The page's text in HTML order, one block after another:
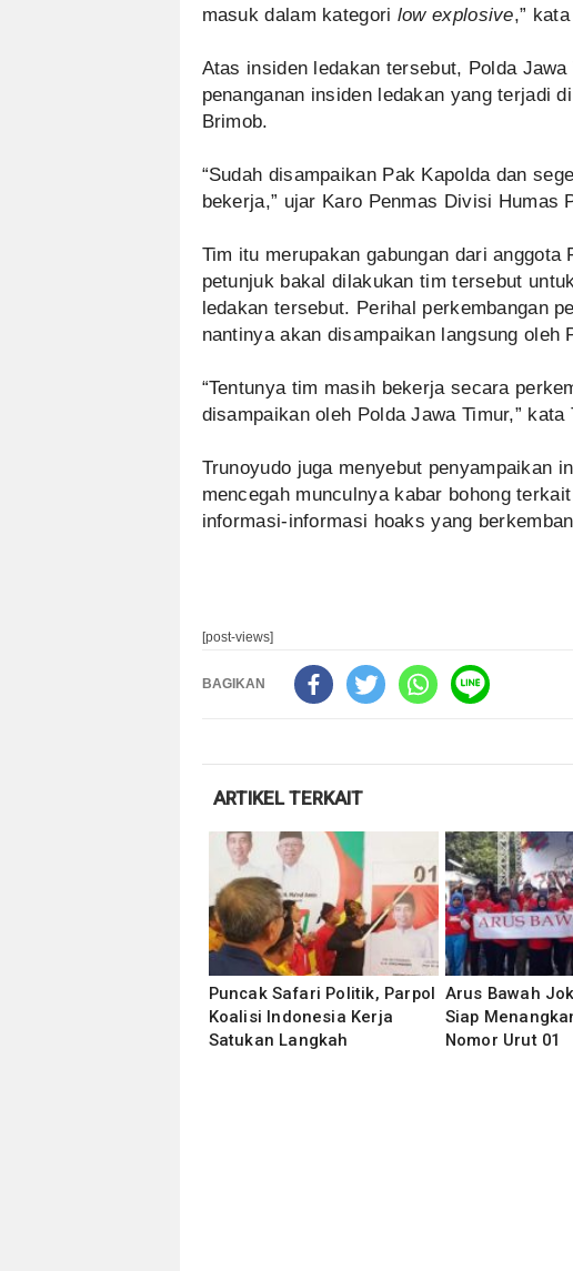
masuk dalam kategori low explosive,”
Atas insiden ledakan tersebut, Polda
penanganan insiden ledakan yang terjadi
Brimob.
“Sudah disampaikan Pak Kapolda dan
bekerja,” ujar Karo Penmas Divisi Humas
Tim itu merupakan gabungan dari
petunjuk bakal dilakukan tim tersebut
ledakan tersebut. Perihal perkembangan
nantinya akan disampaikan langsung oleh
“Tentunya tim masih bekerja secara
disampaikan oleh Polda Jawa Timur,” kata
Trunoyudo juga menyebut penyampaikan
mencegah munculnya kabar bohong
informasi-informasi hoaks yang
[post-views]
BAGIKAN
ARTIKEL TERKAIT
Puncak Safari Politik, Parpol
Koalisi Indonesia Kerja
Satukan Langkah
Arus Bawah
Siap
Nomor Urut 01